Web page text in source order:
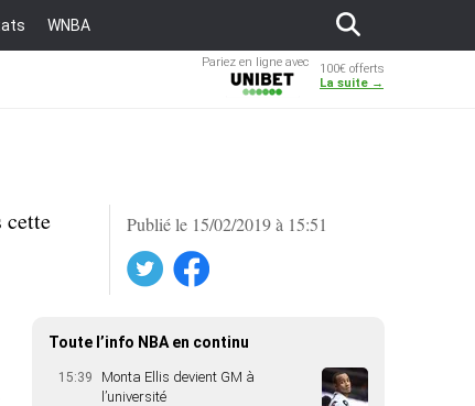
WNBA
Pariez en ligne avec
100€ offerts
La suite →
Publié le 15/02/2019 à 15:51
Facebook
cette
Toute l’info NBA en continu
15:39
Monta Ellis devient GM à
l’université